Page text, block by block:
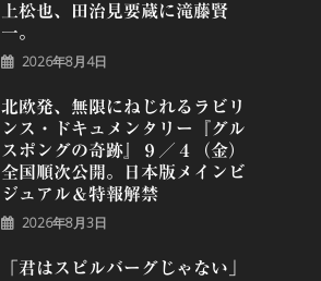
上松也、田治見要蔵に滝藤賢
一。
2026年8月4日
北欧発、無限にねじれるラビリ
ンス・ドキュメンタリー『グル
スポングの奇跡』９／４（金）
全国順次公開。日本版メインビ
ジュアル＆特報解禁
2026年8月3日
「君はスピルバーグじゃない」